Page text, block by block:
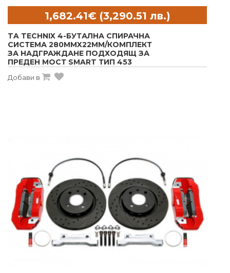
TA TECHNIX 4-БУТАЛНА СПИРАЧНА
СИСТЕМА 280MMX22MM/КОМПЛЕКТ
ЗА НАДГРАЖДАНЕ ПОДХОДЯЩ ЗА
ПРЕДЕН МОСТ SMART ТИП 453
Добави в